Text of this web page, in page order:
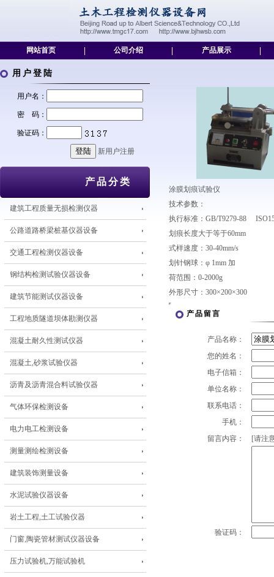
网站首页 公司介绍 产品展示
用户登陆
用户名：
密 码：
验证码：
新用户注册
产品分类
建筑工程质量无损检测仪器
公路道路桥梁桩基仪器设备
交通工程检测仪器设备
钢结构检测试验仪器设备
建筑节能测试仪器设备
工程地质隧道坝体勘测仪器
混凝土耐久性测试仪器
混凝土,砂浆试验仪器
沥青及沥青混合料试验仪器
气体环保检测设备
电力电工检测设备
测量测绘检测设备
建筑装饰测量设备
水泥试验仪器设备
岩土工程,土工试验仪器
门窗,陶瓷管材测试仪器设备
压力试验机,万能试验机
涂膜划痕试验仪
技术参数：
执行标准：GB/T9279-88
划痕长度大于等于60mm
式样速度：30-40mm/s
划针钢球：φ 1mm 加
荷范围：0-2000g
外形尺寸：300×200×300
产品留言
产品名称：
您的姓名：
电子信箱：
单位名称：
联系电话：
手机：
留言内容：
[请注
验证码：